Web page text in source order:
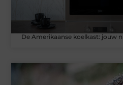
De Amerikaanse koelkast: jouw